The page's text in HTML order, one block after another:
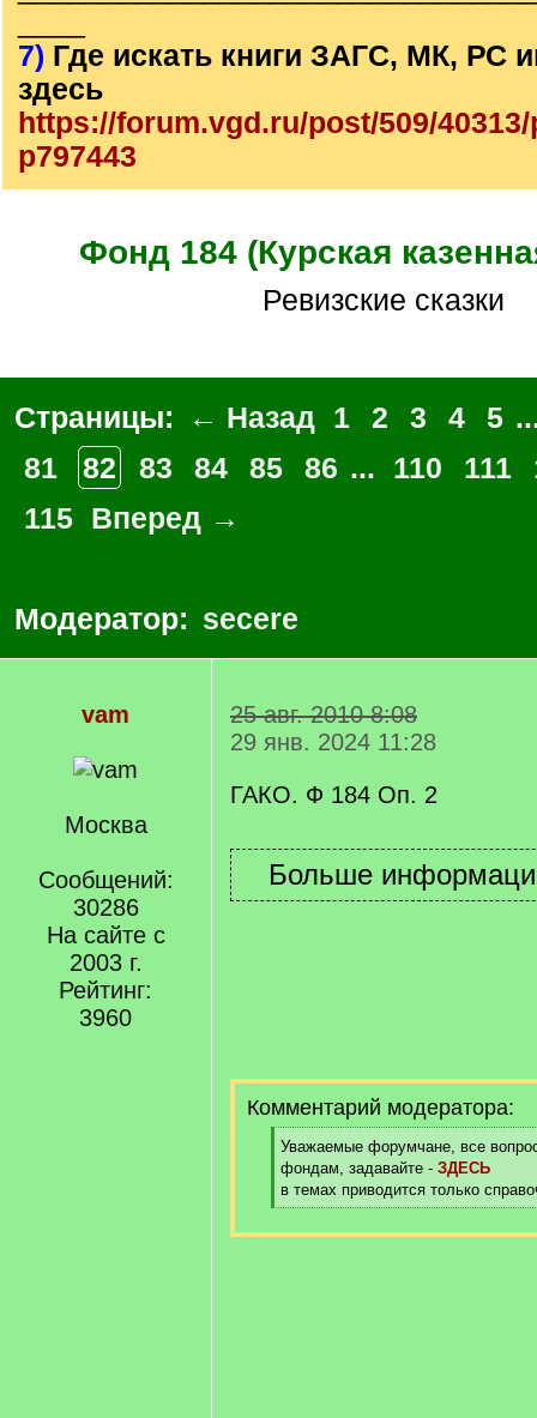
7) Где искать книги ЗАГС, МК, РС
здесь
https://forum.vgd.ru/post/509/
p797443
Фонд 184 (Курская
Ревизские сказки
Страницы: ← Назад 1 2 3 4 5
81
82 83 84 85 86 ... 110 111
115 Вперед →
Модератор: secere
vam
Москва
Сообщений:
30286
На сайте с
2003 г.
Рейтинг:
3960
25 авг. 2010 8:08
29 янв. 2024 11:28
ГАКО. Ф 184 Оп. 2
Комментарий модератора:
[
q
]
Уважаемые форумчане, все
фондам, задавайте - ЗДЕСЬ
в темах приводится только
[
/